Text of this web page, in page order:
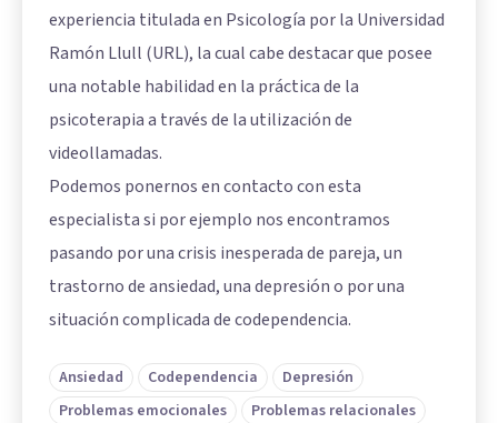
experiencia titulada en Psicología por la Universidad
Ramón Llull (URL), la cual cabe destacar que posee
una notable habilidad en la práctica de la
psicoterapia a través de la utilización de
videollamadas.
Podemos ponernos en contacto con esta
especialista si por ejemplo nos encontramos
pasando por una crisis inesperada de pareja, un
trastorno de ansiedad, una depresión o por una
situación complicada de codependencia.
Ansiedad Codependencia
Depresión
Problemas emocionales
Problemas relacionales